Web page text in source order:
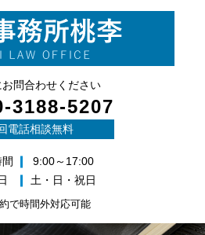
お問合わせください
3188-5207
電話相談無料
9:00～17:00
土・日・祝日
で時間外対応可能